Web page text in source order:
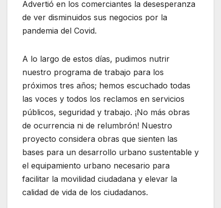
Advertió en los comerciantes la desesperanza
de ver disminuidos sus negocios por la
pandemia del Covid.
A lo largo de estos días, pudimos nutrir
nuestro programa de trabajo para los
próximos tres años; hemos escuchado todas
las voces y todos los reclamos en servicios
públicos, seguridad y trabajo. ¡No más obras
de ocurrencia ni de relumbrón! Nuestro
proyecto considera obras que sienten las
bases para un desarrollo urbano sustentable y
el equipamiento urbano necesario para
facilitar la movilidad ciudadana y elevar la
calidad de vida de los ciudadanos.